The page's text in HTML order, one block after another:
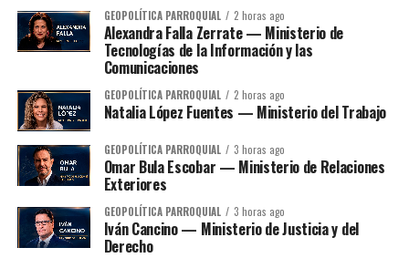
GEOPOLÍTICA PARROQUIAL 2 horas ago
Alexandra Falla Zerrate — Ministerio de
Tecnologías de la Información y las
Comunicaciones
GEOPOLÍTICA PARROQUIAL 2 horas ago
Natalia López Fuentes — Ministerio del Trabajo
GEOPOLÍTICA PARROQUIAL 3 horas ago
Omar Bula Escobar — Ministerio de Relaciones
Exteriores
GEOPOLÍTICA PARROQUIAL 3 horas ago
Iván Cancino — Ministerio de Justicia y del
Derecho